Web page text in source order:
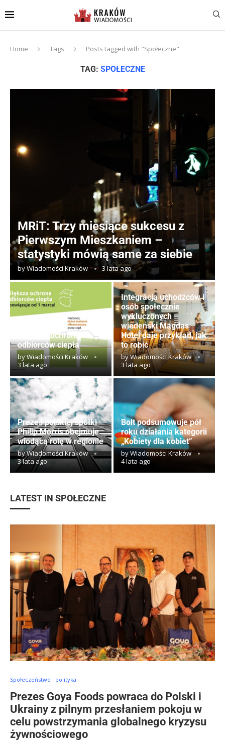
Home Tags Posts tagged with "Społeczne"
TAG: SPOŁECZNE
MRiT: Trzy miesiące sukcesu z
Pierwszym Mieszkaniem –
statystyki mówią same za siebie
byWiadomości Kraków 3 lata ago
Większa ochrona
odbiorców ciepła
byWiadomości Kraków
3 lata ago
Integracja uchodźców i
osób społecznie
wykluczonych –
wiedeński Magdas
Hotel daje przykład, jak
to robić
byWiadomości Kraków
3 lata ago
Prezes polskiej spółki
Philip Morris obejmuje
wiodącą rolę w regionie
byWiadomości Kraków
3 lata ago
Bolt podsumowuje pół
roku działania kategorii
„Kobiety dla kobiet”
byWiadomości Kraków
4 lata ago
LATEST IN SPOŁECZNE
Społeczeństwo i polityka
Prezes Goya Foods powraca do Polski i
Ukrainy z pilnym przesłaniem pokoju w
celu powstrzymania globalnego kryzysu
żywnościowego